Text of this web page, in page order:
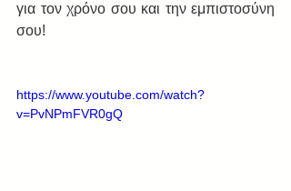
για τον χρόνο σου και την εμπιστοσύνη
σου!
https://www.youtube.com/watch?
v=PvNPmFVR0gQ